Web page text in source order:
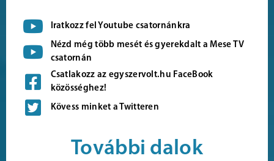
Iratkozz fel Youtube csatornánkra
Nézd még több mesét és gyerekdalt a Mese TV
csatornán
Csatlakozz az egyszervolt.hu FaceBook
közösséghez!
Kövess minket a Twitteren
További dalok